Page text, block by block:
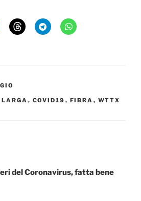
, COVID19 , FIBRA , WTTX
del Coronavirus, fatta bene